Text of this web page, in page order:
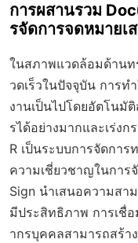
การผสานรวม
รจัดการจดหมายเ
ในสภาพแวดล้อมด้านท
วดเร็วในปัจจุบัน การท
งานเป็นไปโดยอัตโนมั
รได้อย่างมากและเร่ง
R เป็นระบบการจัดกา
ความเชี่ยวชาญในกา
Sign นำเสนอความสา
มีประสิทธิภาพ การเชื่
ากรบุคคลสามารถสร้า